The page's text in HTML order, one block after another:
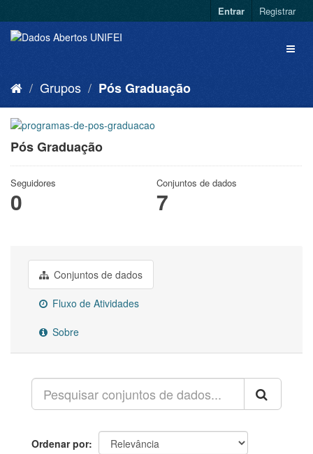
Entrar Registrar
Grupos Pós Graduação
Pós Graduação
Seguidores
0
Conjuntos de dados
7
Conjuntos de dados
Fluxo de Atividades
Sobre
Ordenar por